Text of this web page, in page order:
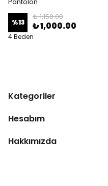
%13
₺ 1,150.00
₺ 1,000.00
4 Beden
Kategoriler
Hesabım
Hakkımızda